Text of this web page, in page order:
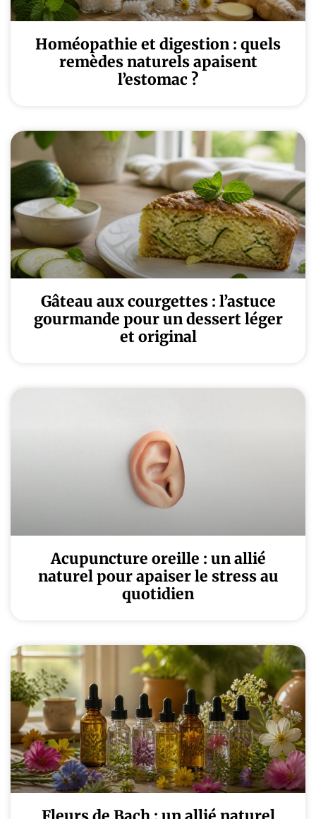
Homéopathie et digestion : quels
remèdes naturels apaisent
l’estomac ?
Gâteau aux courgettes : l’astuce
gourmande pour un dessert léger
et original
Acupuncture oreille : un allié
naturel pour apaiser le stress au
quotidien